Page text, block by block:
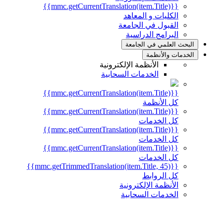
{{mmc.getCurrentTranslation(item.Title)}}
الكليات و المعاهد
القبول في الجامعة
البرامج الدراسية
البحث العلمي في الجامعة
الخدمات والأنظمة
الأنظمة الإلكترونية
الخدمات السحابية
{{mmc.getCurrentTranslation(item.Title)}}
كل الأنظمة
{{mmc.getCurrentTranslation(item.Title)}}
كل الخدمات
{{mmc.getCurrentTranslation(item.Title)}}
كل الخدمات
{{mmc.getCurrentTranslation(item.Title)}}
كل الخدمات
{{mmc.getTrimmedTranslation(item.Title, 45)}}
كل الروابط
الأنظمة الإلكترونية
الخدمات السحابية